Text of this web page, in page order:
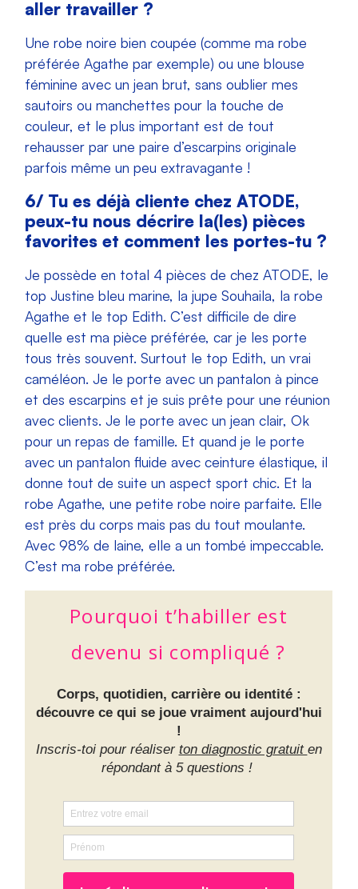
aller travailler ?
Une robe noire bien coupée (comme ma robe
préférée Agathe par exemple) ou une blouse
féminine avec un jean brut, sans oublier mes
sautoirs ou manchettes pour la touche de
couleur, et le plus important est de tout
rehausser par une paire d’escarpins originale
parfois même un peu extravagante !
6/ Tu es déjà cliente chez ATODE,
peux-tu nous décrire la(les) pièces
favorites et comment les portes-tu ?
Je possède en total 4 pièces de chez ATODE, le
top Justine bleu marine, la jupe Souhaila, la robe
Agathe et le top Edith. C’est difficile de dire
quelle est ma pièce préférée, car je les porte
tous très souvent. Surtout le top Edith, un vrai
caméléon. Je le porte avec un pantalon à pince
et des escarpins et je suis prête pour une réunion
avec clients. Je le porte avec un jean clair, Ok
pour un repas de famille. Et quand je le porte
avec un pantalon fluide avec ceinture élastique, il
donne tout de suite un aspect sport chic. Et la
robe Agathe, une petite robe noire parfaite. Elle
est près du corps mais pas du tout moulante.
Avec 98% de laine, elle a un tombé impeccable.
C’est ma robe préférée.